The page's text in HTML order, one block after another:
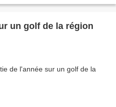
un golf de la région